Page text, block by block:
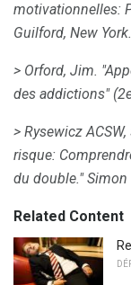
motivationnelles:
Guilford, New York.
> Orford, Jim.
des addictions"
> Rysewicz ACSW,
risque:
du double." Simon
Related Content